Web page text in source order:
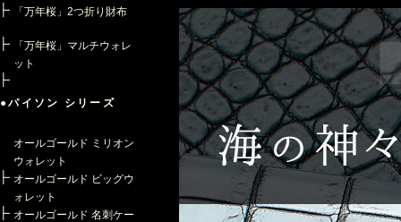
「万年桜」2つ折り財布
「万年桜」マルチウォレ
ット
●パイソン シリーズ
オールゴールド ミリオン
ウォレット
オールゴールド ビッグウ
ォレット
オールゴールド 名刺ケー